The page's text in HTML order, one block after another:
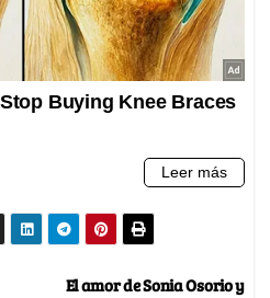
El amor de Sonia Osorio y